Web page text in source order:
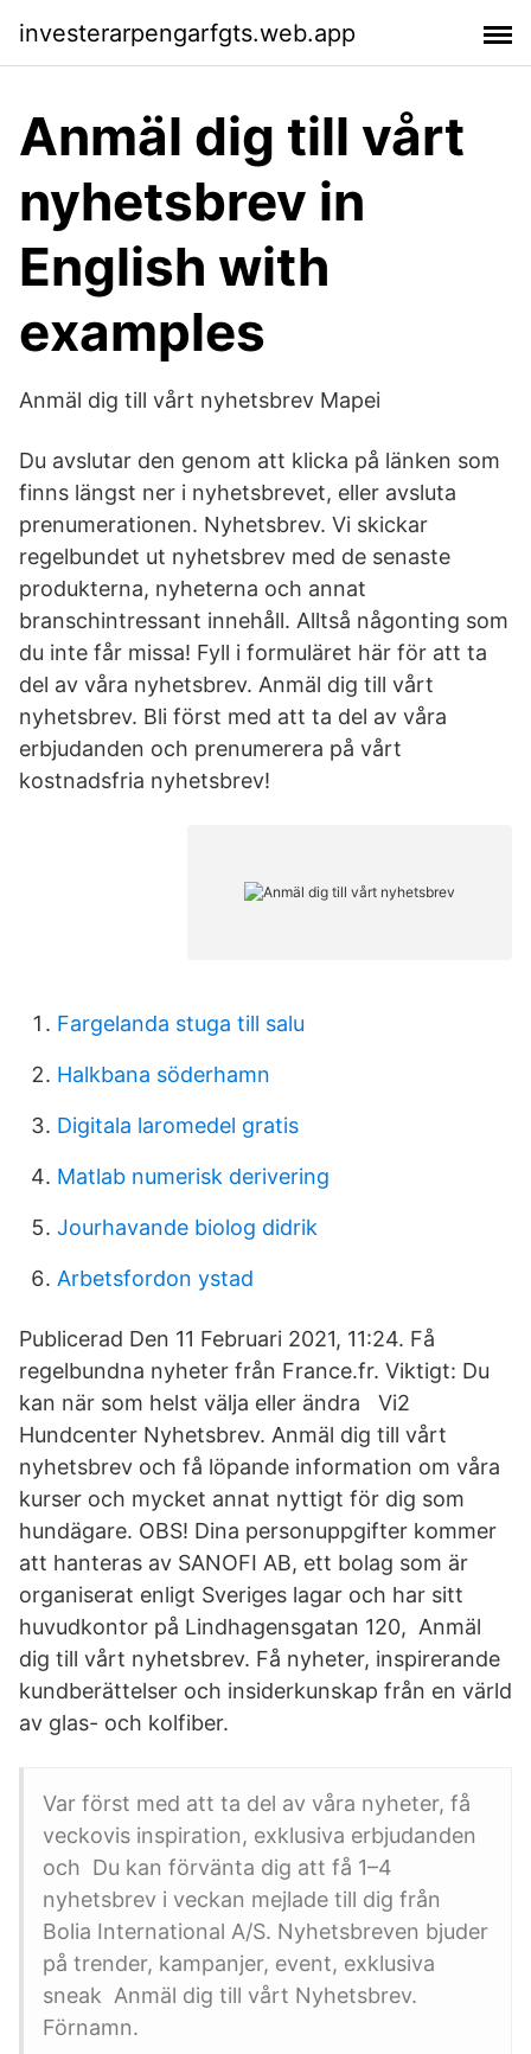
investerarpengarfgts.web.app
Anmäl dig till vårt
nyhetsbrev in
English with
examples
Anmäl dig till vårt nyhetsbrev Mapei
Du avslutar den genom att klicka på länken som
finns längst ner i nyhetsbrevet, eller avsluta
prenumerationen. Nyhetsbrev. Vi skickar
regelbundet ut nyhetsbrev med de senaste
produkterna, nyheterna och annat
branschintressant innehåll. Alltså någonting som
du inte får missa! Fyll i formuläret här för att ta
del av våra nyhetsbrev. Anmäl dig till vårt
nyhetsbrev. Bli först med att ta del av våra
erbjudanden och prenumerera på vårt
kostnadsfria nyhetsbrev!
Fargelanda stuga till salu
Halkbana söderhamn
Digitala laromedel gratis
Matlab numerisk derivering
Jourhavande biolog didrik
Arbetsfordon ystad
Publicerad Den 11 Februari 2021, 11:24. Få
regelbundna nyheter från France.fr. Viktigt: Du
kan när som helst välja eller ändra Vi2
Hundcenter Nyhetsbrev. Anmäl dig till vårt
nyhetsbrev och få löpande information om våra
kurser och mycket annat nyttigt för dig som
hundägare. OBS! Dina personuppgifter kommer
att hanteras av SANOFI AB, ett bolag som är
organiserat enligt Sveriges lagar och har sitt
huvudkontor på Lindhagensgatan 120, Anmäl
dig till vårt nyhetsbrev. Få nyheter, inspirerande
kundberättelser och insiderkunskap från en värld
av glas- och kolfiber.
Var först med att ta del av våra nyheter, få
veckovis inspiration, exklusiva erbjudanden
och Du kan förvänta dig att få 1–4
nyhetsbrev i veckan mejlade till dig från
Bolia International A/S. Nyhetsbreven bjuder
på trender, kampanjer, event, exklusiva
sneak Anmäl dig till vårt Nyhetsbrev.
Förnamn.